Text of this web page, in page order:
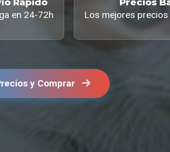
Rápido
en 24-72h
Precios
Los mejores
y Comprar